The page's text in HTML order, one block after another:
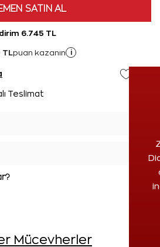
SATIN AL
6.745 TL
puan kazanın i
Teslimat
Mücevherler